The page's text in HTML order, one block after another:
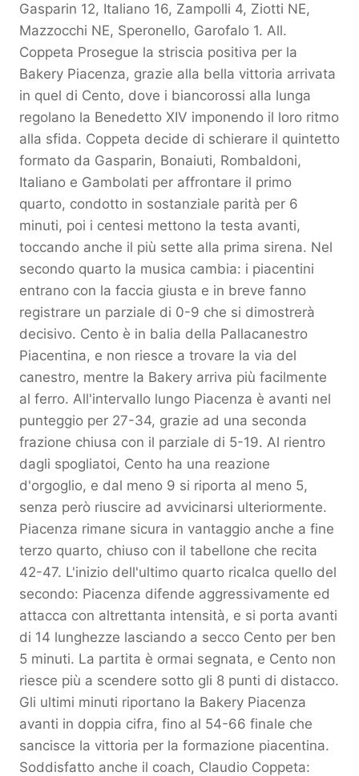
Gasparin 12, Italiano 16, Zampolli 4, Ziotti NE,
Mazzocchi NE, Speronello, Garofalo 1. All.
Coppeta Prosegue la striscia positiva per la
Bakery Piacenza, grazie alla bella vittoria arrivata
in quel di Cento, dove i biancorossi alla lunga
regolano la Benedetto XIV imponendo il loro ritmo
alla sfida. Coppeta decide di schierare il quintetto
formato da Gasparin, Bonaiuti, Rombaldoni,
Italiano e Gambolati per affrontare il primo
quarto, condotto in sostanziale parità per 6
minuti, poi i centesi mettono la testa avanti,
toccando anche il più sette alla prima sirena. Nel
secondo quarto la musica cambia: i piacentini
entrano con la faccia giusta e in breve fanno
registrare un parziale di 0-9 che si dimostrerà
decisivo. Cento è in balia della Pallacanestro
Piacentina, e non riesce a trovare la via del
canestro, mentre la Bakery arriva più facilmente
al ferro. All'intervallo lungo Piacenza è avanti nel
punteggio per 27-34, grazie ad una seconda
frazione chiusa con il parziale di 5-19. Al rientro
dagli spogliatoi, Cento ha una reazione
d'orgoglio, e dal meno 9 si riporta al meno 5,
senza però riuscire ad avvicinarsi ulteriormente.
Piacenza rimane sicura in vantaggio anche a fine
terzo quarto, chiuso con il tabellone che recita
42-47. L'inizio dell'ultimo quarto ricalca quello del
secondo: Piacenza difende aggressivamente ed
attacca con altrettanta intensità, e si porta avanti
di 14 lunghezze lasciando a secco Cento per ben
5 minuti. La partita è ormai segnata, e Cento non
riesce più a scendere sotto gli 8 punti di distacco.
Gli ultimi minuti riportano la Bakery Piacenza
avanti in doppia cifra, fino al 54-66 finale che
sancisce la vittoria per la formazione piacentina.
Soddisfatto anche il coach, Claudio Coppeta: